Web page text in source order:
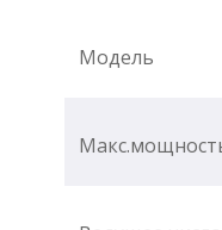
Модель